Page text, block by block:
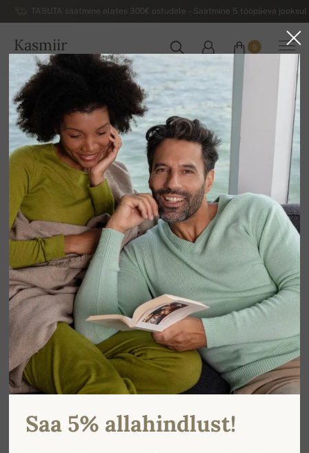
TASUTA saatmine alates 300€ ostudele – Saatmine 5 tööpäeva
Kasmiir
EESTI
0
Koju Luksuslikud meeste kašmiirist sviitrid
Saa 5% allahindlust!